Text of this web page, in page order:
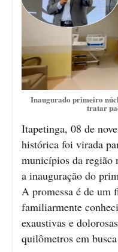
Inaugurado primeiro
tratar
Itapetinga, 08 de
histórica foi virada
municípios da região
a inauguração do
A promessa é de um
familiarmente
exaustivas e
quilômetros em